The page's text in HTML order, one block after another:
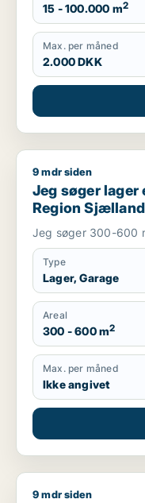
15 - 100.000 m2
Max. per måned
2.000 DKK
Jeg søger lager eller
9 mdr siden
Jeg søger lager
Region Sjælland
Jeg søger 300-600
Type
Lager, Garage
Areal
300 - 600 m2
Max. per måned
Ikke angivet
Hans søger kontor,
9 mdr siden